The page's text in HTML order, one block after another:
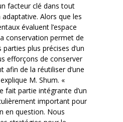
facteur clé dans tout
Alors que les
évaluent l’espace
conservation permet de
plus précises d’un
efforçons de conserver
de la réutiliser d’une
M. Shum. «
partie intégrante d’un
important pour
en question. Nous